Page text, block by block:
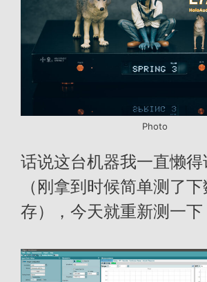
Photo
话说这台机器我一直懒
（刚拿到时候简单测了
存），今天就重新测一下